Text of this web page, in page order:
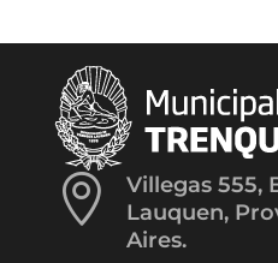

Villegas 555,
Lauquen,
Aires.